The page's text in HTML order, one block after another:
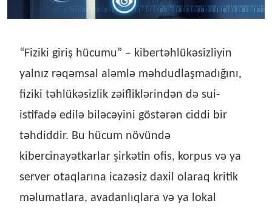
“Fiziki giriş hücumu” – kibertəhlükəsizliyin
yalnız rəqəmsal aləmlə məhdudlaşmadığını,
fiziki təhlükəsizlik zəifliklərindən də sui-
istifadə edilə biləcəyini göstərən ciddi bir
təhdiddir. Bu hücum növündə
kibercinayətkarlar şirkətin ofis, korpus və ya
server otaqlarına icazəsiz daxil olaraq kritik
məlumatlara, avadanlıqlara və ya lokal